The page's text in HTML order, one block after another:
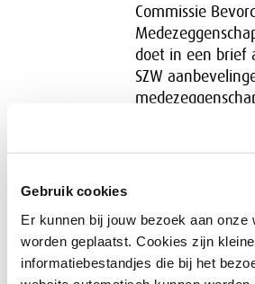
Gebruik cookies
Er kunnen bij jouw bezoek aan onze
worden geplaatst. Cookies zijn kleine
informatiebestandjes die bij het
Commissie
doet in een brief
SZW
toekomstgericht
maken.
Europese charters in gesprek
SER Diversiteit in Bedrijf
28-04-2026
Op 23 en 24 april